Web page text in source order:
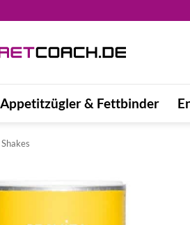
Appetitzügler & Fettbinder
Shakes